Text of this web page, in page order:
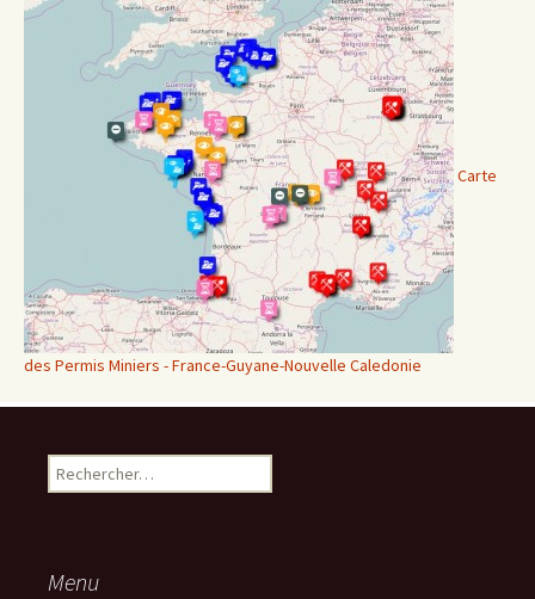
Carte
des Permis Miniers - France-Guyane-Nouvelle Caledonie
Rechercher :
Menu